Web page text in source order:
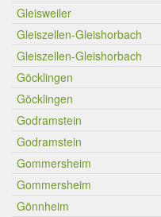
Gleisweiler
Gleiszellen-Gleishorbach
Gleiszellen-Gleishorbach
Göcklingen
Göcklingen
Godramstein
Godramstein
Gommersheim
Gommersheim
Gönnheim